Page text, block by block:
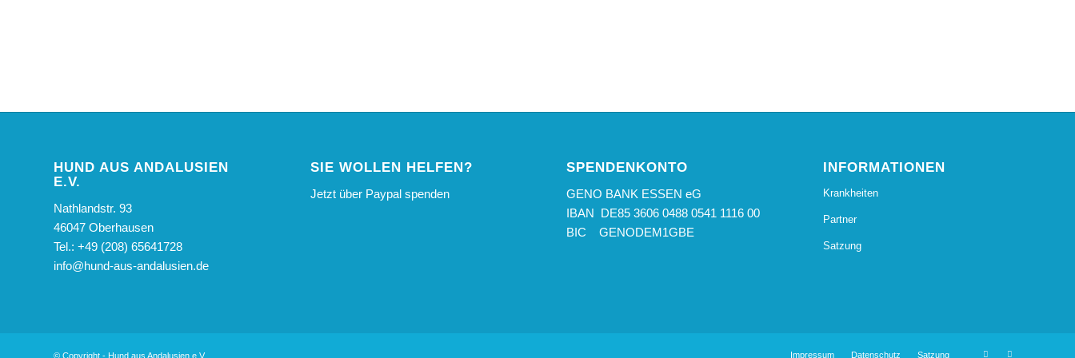
HUND AUS ANDALUSIEN
E.V.
Nathlandstr. 93
46047 Oberhausen
Tel.: +49 (208) 65641728
info@hund-aus-andalusien.de
SIE WOLLEN HELFEN?
Jetzt über Paypal spenden
SPENDENKONTO
GENO BANK ESSEN eG
IBAN DE85 3606 0488 0541 1116 00
BIC GENODEM1GBE
INFORMATIONEN
Krankheiten
Partner
Satzung
© Copyright - Hund aus Andalusien e.V. Impressum Datenschutz Satzung